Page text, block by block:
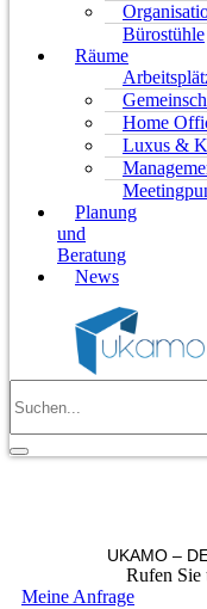
Bürostühle
Räume
Home
Luxus &
Planung
und
Beratung
News
UKAMO –
Rufen Sie
Meine Anfrage